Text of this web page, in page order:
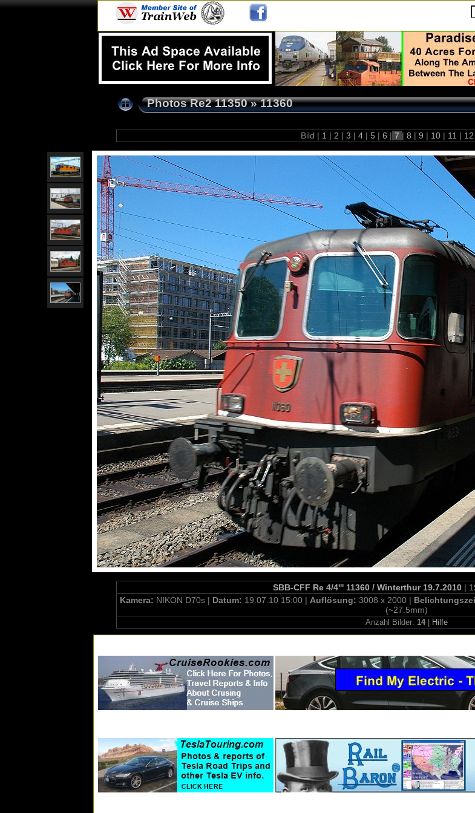
Photos Re2 11350»11360
Bild | 1 | 2 | 3 | 4 | 5 | 6 | 7 | 8 | 9 | 10 | 11 | 12
SBB-CFF Re 4/4''' 11360 / Winterthur 19.7.2010 |
Kamera: NIKON D70s | Datum: 19.07.10 15:00 | Auflösung: 3008 x 2000 |
(~27.5mm)
Anzahl Bilder: 14 Hilfe